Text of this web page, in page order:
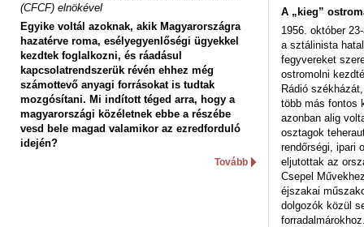
(CFCF) elnökével
Egyike voltál azoknak, akik Magyarországra
hazatérve roma, esélyegyenlőségi ügyekkel
kezdtek foglalkozni, és ráadásul
kapcsolatrendszerük révén ehhez még
számottevő anyagi forrásokat is tudtak
mozgósítani. Mi indított téged arra, hogy a
magyarországi közéletnek ebbe a részébe
vesd bele magad valamikor az ezredforduló
idején?
Tovább
A „kieg”
1956. október
a sztálinista
fegyvereket
ostromolni
Rádió
több más fontos
azonban alig
osztagok
rendőrségi, ipari
eljutottak az
Csepel
éjszakai
dolgozók közül